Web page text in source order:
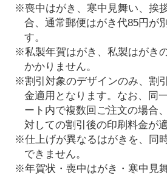
※喪中はがき、寒中見舞い、挨
合、通常郵便はがき代85円が
す。
※私製年賀はがき、私製はがき
かかりません。
※割引対象のデザインのみ、割
金適用となります。なお、同
ート内で複数回ご注文の場合
対しての割引後の印刷料金が
※仕上げが異なるはがきを、同
できません。
※年賀状・喪中はがき・寒中見